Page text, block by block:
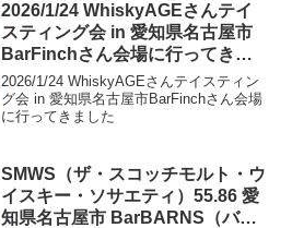
2026/1/24 WhiskyAGEさんテイ
スティング会 in 愛知県名古屋市
BarFinchさん会場に行ってきま
した
2026/1/24 WhiskyAGEさんテイスティン
グ会 in 愛知県名古屋市BarFinchさん会場
に行ってきました
SMWS（ザ・スコッチモルト・ウ
イスキー・ソサエティ）55.86 愛
知県名古屋市 BarBARNS（バー